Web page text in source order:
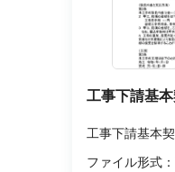
工事下請基
工事下請基本
ファイル形式